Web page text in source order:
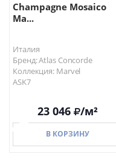
Champagne Mosaico
Ma...
Италия
Бренд: Atlas Concorde
Коллекция: Marvel
ASK7
23 046 /м²
В КОРЗИНУ